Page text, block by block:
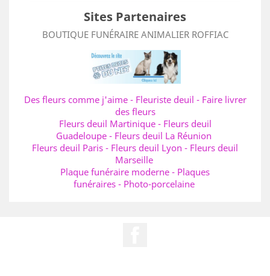
Sites Partenaires
BOUTIQUE FUNÉRAIRE ANIMALIER ROFFIAC
Des fleurs comme j'aime- Fleuriste deuil - Faire livrer
des fleurs
Fleurs deuil Martinique- Fleurs deuil
Guadeloupe - Fleurs deuil La Réunion
Fleurs deuil Paris - Fleurs deuil Lyon - Fleurs deuil
Marseille
Plaque funéraire moderne - Plaques
funéraires- Photo-porcelaine